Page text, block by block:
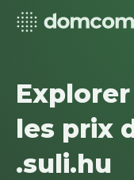
les prix
.suli.hu